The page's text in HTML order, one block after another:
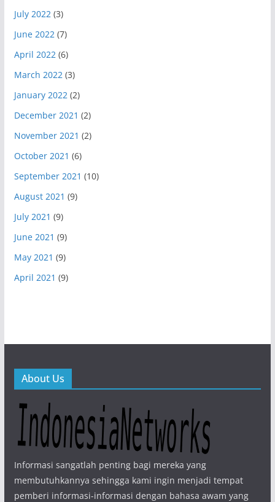
July 2022(3)
June 2022(7)
April 2022(6)
March 2022(3)
January 2022(2)
December 2021 (2)
November 2021 (2)
October 2021 (6)
September 2021 (10)
August 2021 (9)
July 2021 (9)
June 2021 (9)
May 2021 (9)
April 2021 (9)
About Us
Informasi sangatlah penting bagi mereka yang
membutuhkannya sehingga kami ingin menjadi tempat
pemberi informasi-informasi dengan bahasa awam yang